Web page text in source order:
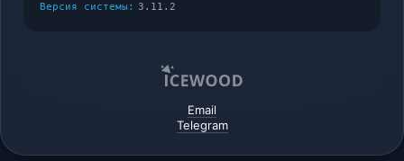
Версия системы: 3.11.2
Email
Telegram